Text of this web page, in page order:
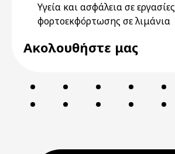
Υγεία και ασφάλεια σε εργασίες
φορτοεκφόρτωσης σε λιμάνια
Ακολουθήστε μας